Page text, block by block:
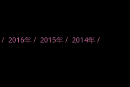
2016年 2015年
2014年